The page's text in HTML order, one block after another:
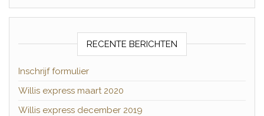
RECENTE BERICHTEN
Inschrijf formulier
Willis express maart 2020
Willis express december 2019